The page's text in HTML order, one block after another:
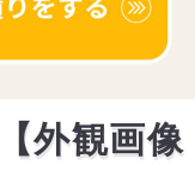
外観画像